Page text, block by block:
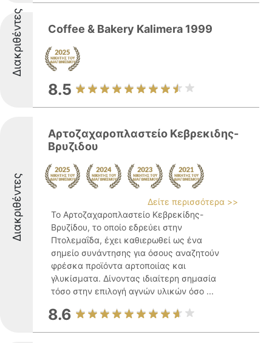
Διακριθέντες Coffee & Bakery Kalimera 1999
8.5
Διακριθέντες
Αρτοζαχαροπλαστείο Κεβρεκιδης-
Βρυζιδου
Δείτε περισσότερα >>
Το Αρτοζαχαροπλαστείο Κεβρεκίδης-
Βρυζίδου, το οποίο εδρεύει στην
Πτολεμαΐδα, έχει καθιερωθεί ως ένα
σημείο συνάντησης για όσους αναζητούν
φρέσκα προϊόντα αρτοποιίας και
γλυκίσματα. Δίνοντας ιδιαίτερη σημασία
τόσο στην επιλογή αγνών υλικών όσο ...
8.6